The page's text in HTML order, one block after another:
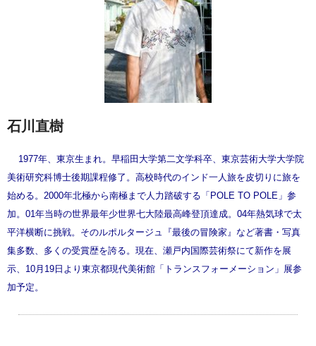
石川直樹
1977年、東京生まれ。早稲田大学第二文学科卒、東京芸術大学大学院
美術研究科博士後期課程修了。高校時代のインド一人旅を皮切りに旅を
始める。2000年北極から南極まで人力踏破する「POLE TO POLE」参
加。01年当時の世界最年少世界七大陸最高峰登頂達成。04年熱気球で太
平洋横断に挑戦。そのルポルタージュ『最後の冒険家』など著書・写真
集多数、多くの受賞歴を誇る。現在、瀬戸内国際芸術祭にて新作を展
示、10月19日より東京都現代美術館「トランスフォーメーション」展参
加予定。